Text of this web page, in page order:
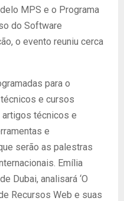
MPS e o Programa
do Software
o evento reuniu cerca
para o
e cursos
técnicos e
e
serão as palestras
Emília
Dubai, analisará ‘O
Recursos Web e suas